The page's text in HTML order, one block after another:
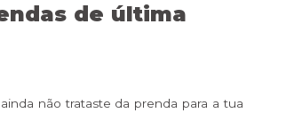
de última
não trataste da prenda para a tua